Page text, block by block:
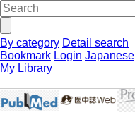
By category Detail search
Bookmark Login Japanese
My Library